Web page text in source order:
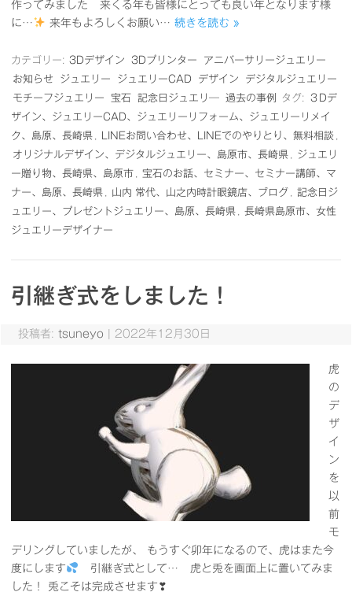
作ってみました 来くる年も皆様にとっても良い年となります様
に…
来年もよろしくお願い… 続きを読む »
カテゴリー: 3Dデザイン 3Dプリンター
アニバーサリージュエリー
お知らせ
ジュエリー ジュエリーCAD デザイン
デジタルジュエリー
モチーフジュエリー
宝石 記念日ジュエリ― 過去の事例 タグ:
３Dデ
ザイン、ジュエリーCAD、ジュエリーリフォーム、ジュエリーリメイ
ク、島原、長崎県
LINEお問い合わせ、LINEでのやりとり、無料相談
オリジナルデザイン、デジタルジュエリー、島原市、長崎県
ジュエリ
ー贈り物、長崎県、島原市
宝石のお話、セミナー、セミナー講師、マ
ナー、島原、長崎県
山内 常代、山之内時計眼鏡店、ブログ
記念日ジ
ュエリー、プレゼントジュエリー、島原、長崎県
長崎県島原市、女性
ジュエリーデザイナー
引継ぎ式をしました！
投稿者: tsuneyo 2022年12月30日
虎
の
デ
ザ
イ
ン
を
以
前
モ
デリングしていましたが、 もうすぐ卯年になるので、虎はまた今
度にします
引継ぎ式として… 虎と兎を画面上に置いてみま
した！ 兎こそは完成させます❣